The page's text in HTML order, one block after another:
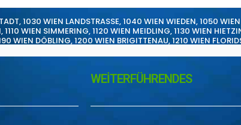
,1030 WIEN LANDSTRASSE,1040 WIEN WIEDEN,1050
,1110 WIEN SIMMERING,1120 WIEN MEIDLING,1130 WIEN
WIEN DÖBLING,1200 WIEN BRIGITTENAU,1210 WIEN
WEİTERFÜHRENDES